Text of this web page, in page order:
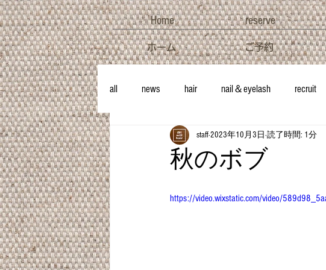
ホーム ご予約
Home reserve
all news hair nail＆eyelash recruit
秋のボブ
staff2023年10月3日 読了時間: 1分
https://video.wixstatic.com/video/